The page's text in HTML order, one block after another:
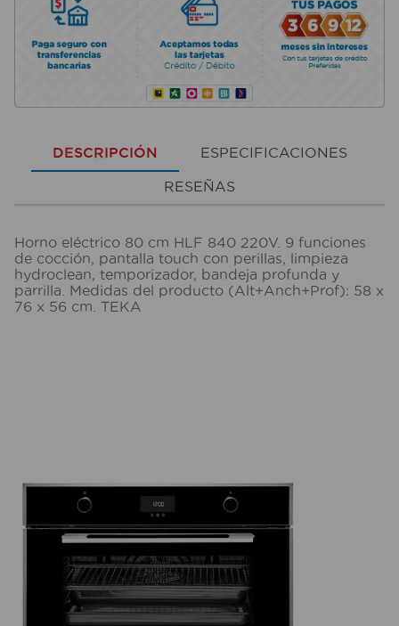
DESCRIPCIÓN ESPECIFICACIONES
RESEÑAS
Horno eléctrico 80 cm HLF 840 220V. 9 funciones
de cocción, pantalla touch con perillas, limpieza
hydroclean, temporizador, bandeja profunda y
parrilla. Medidas del producto (Alt+Anch+Prof): 58 x
76 x 56 cm. TEKA